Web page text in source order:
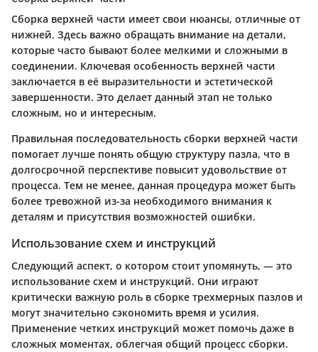
Сборка верхней части имеет свои нюансы, отличные от
нижней. Здесь важно обращать внимание на детали,
которые часто бывают более мелкими и сложными в
соединении. Ключевая особенность верхней части
заключается в её выразительности и эстетической
завершенности. Это делает данный этап не только
сложным, но и интересным.
Правильная последовательность сборки верхней части
помогает лучше понять общую структуру пазла, что в
долгосрочной перспективе повысит удовольствие от
процесса. Тем не менее, данная процедура может быть
более тревожной из-за необходимого внимания к
деталям и присутствия возможностей ошибки.
Использование схем и инструкций
Следующий аспект, о котором стоит упомянуть, — это
использование схем и инструкций. Они играют
критически важную роль в сборке трехмерных пазлов и
могут значительно сэкономить время и усилия.
Применение четких инструкций может помочь даже в
сложных моментах, облегчая общий процесс сборки.